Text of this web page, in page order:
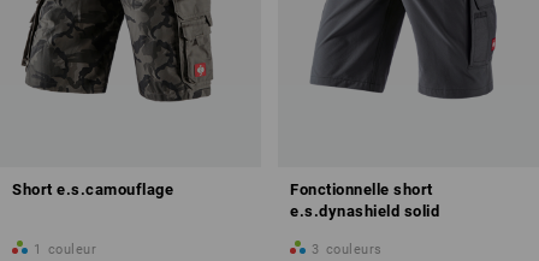
Short e.s.camouflage
1 couleur
Fonctionnelle short
e.s.dynashield solid
3 couleurs